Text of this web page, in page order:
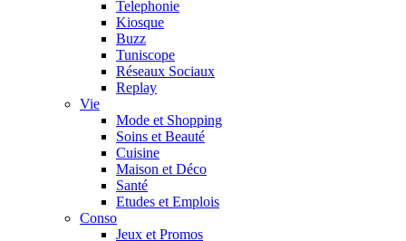
Telephonie
Kiosque
Buzz
Tuniscope
Réseaux Sociaux
Replay
Vie
Mode et Shopping
Soins et Beauté
Cuisine
Maison et Déco
Santé
Etudes et Emplois
Conso
Jeux et Promos